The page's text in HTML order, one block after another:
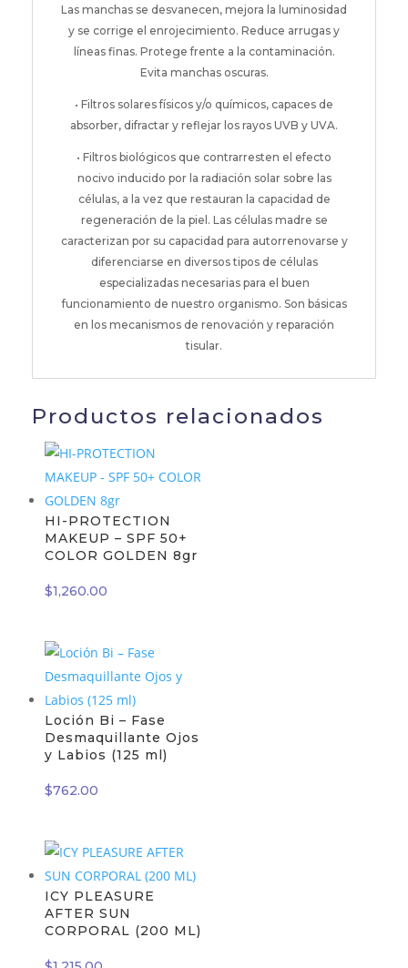
Las manchas se desvanecen, mejora la luminosidad
y se corrige el enrojecimiento. Reduce arrugas y
líneas finas. Protege frente a la contaminación.
Evita manchas oscuras.
• Filtros solares físicos y/o químicos, capaces de
absorber, difractar y reflejar los rayos UVB y UVA.
• Filtros biológicos que contrarresten el efecto
nocivo inducido por la radiación solar sobre las
células, a la vez que restauran la capacidad de
regeneración de la piel. Las células madre se
caracterizan por su capacidad para autorrenovarse y
diferenciarse en diversos tipos de células
especializadas necesarias para el buen
funcionamiento de nuestro organismo. Son básicas
en los mecanismos de renovación y reparación
tisular.
Productos relacionados
HI-PROTECTION
MAKEUP – SPF 50+
COLOR GOLDEN 8gr
$1,260.00
Loción Bi – Fase
Desmaquillante Ojos
y Labios (125 ml)
$762.00
ICY PLEASURE
AFTER SUN
CORPORAL (200 ML)